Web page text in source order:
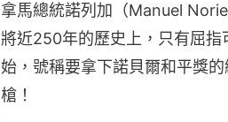
拿馬總統諾列加（Manuel
將近250年的歷史上，只有屈
始，號稱要拿下諾貝爾和平獎
槍！